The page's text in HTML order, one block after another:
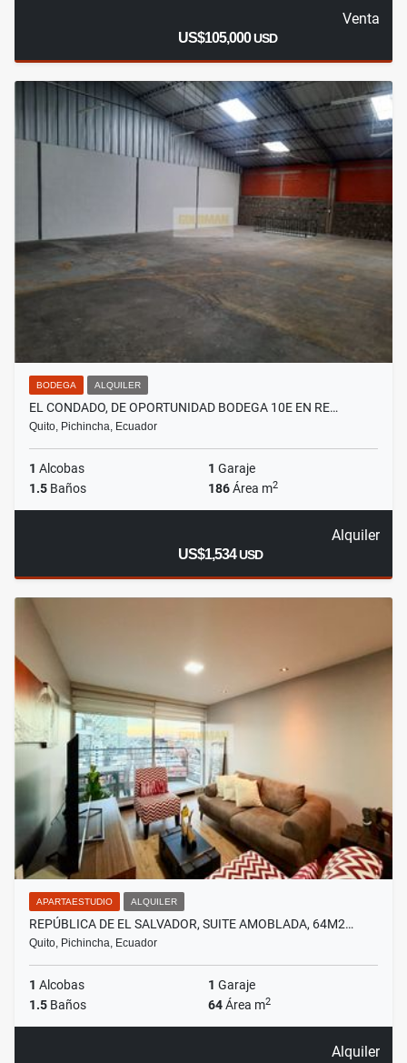
Venta
US$105,000USD
BODEGA ALQUILER
EL CONDADO, DE OPORTUNIDAD BODEGA 10E EN RE…
Quito, Pichincha, Ecuador
1 Alcobas 1 Garaje
1.5 Baños 186Área m2
Alquiler
US$1,534USD
APARTAESTUDIO ALQUILER
REPÚBLICA DE EL SALVADOR, SUITE AMOBLADA, 64M2…
Quito, Pichincha, Ecuador
1 Alcobas 1 Garaje
1.5 Baños 64Área m2
Alquiler